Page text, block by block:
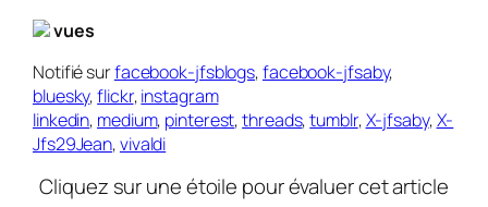
vues
Notifié surfacebook-jfsblogs,facebook-jfsaby,
bluesky,flickr,instagram
linkedin, medium, pinterest,threads,tumblr,X-jfsaby,X-
Jfs29Jean,vivaldi
Cliquez sur une étoile pour évaluer cet article